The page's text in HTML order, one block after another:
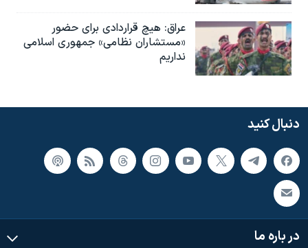
عراق: هیچ قراردادی برای حضور
«مستشاران نظامی» جمهوری اسلامی
نداریم
دنبال کنید
در باره ما